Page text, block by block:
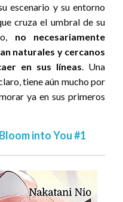
escenario y su entorno
cruza el umbral de su
no necesariamente
naturales y cercanos
en sus líneas . Una
tiene aún mucho por
ya en sus primeros
into You #1